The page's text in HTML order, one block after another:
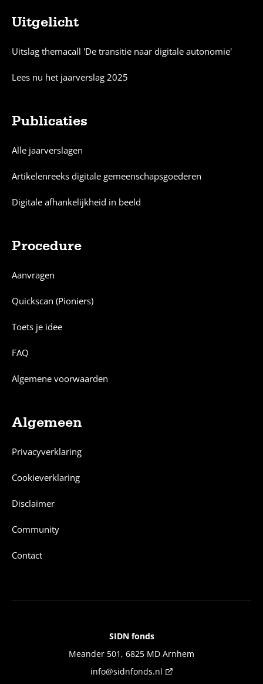
Uitgelicht
Uitslag themacall 'De transitie naar digitale autonomie'
Lees nu het jaarverslag 2025
Publicaties
Alle jaarverslagen
Artikelenreeks digitale gemeenschapsgoederen
Digitale afhankelijkheid in beeld
Procedure
Aanvragen
Quickscan (Pioniers)
Toets je idee
FAQ
Algemene voorwaarden
Algemeen
Privacyverklaring
Cookieverklaring
Disclaimer
Community
Contact
SIDN fonds
Meander 501, 6825 MD Arnhem
info@sidnfonds.nl